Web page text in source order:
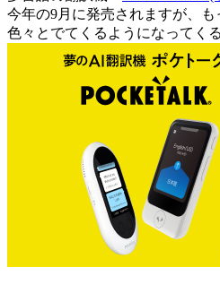
今年の9月に発売されますが、
色々とでてくるようになってく